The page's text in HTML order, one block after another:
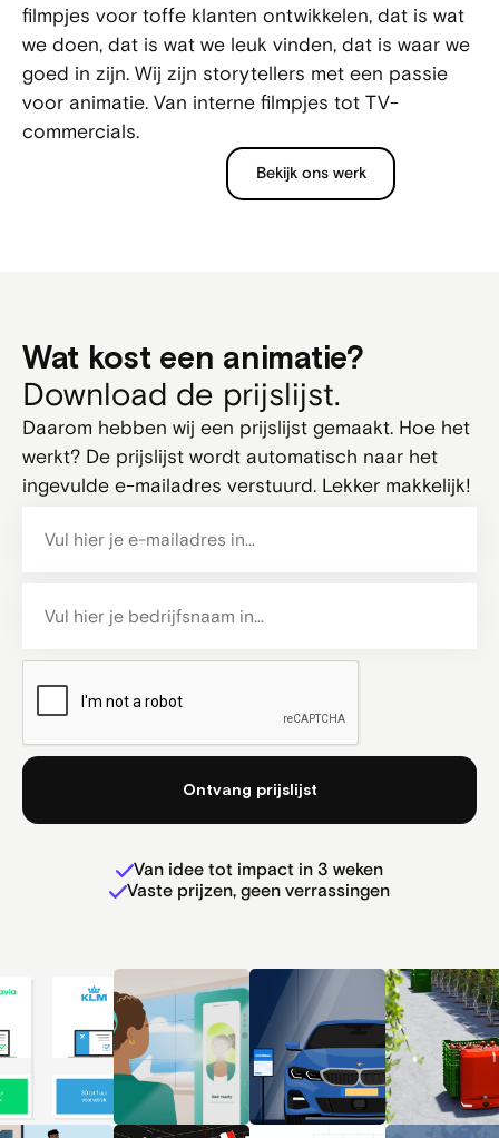
filmpjes voor toffe klanten ontwikkelen, dat is wat
we doen, dat is wat we leuk vinden, dat is waar we
goed in zijn. Wij zijn storytellers met een passie
voor animatie. Van interne filmpjes tot TV-
commercials.
Bekijk ons werk
Wat kost een animatie?
Download de prijslijst.
Daarom hebben wij een prijslijst gemaakt. Hoe het
werkt? De prijslijst wordt automatisch naar het
ingevulde e-mailadres verstuurd. Lekker makkelijk!
Van idee tot impact in 3 weken
Vaste prijzen, geen verrassingen